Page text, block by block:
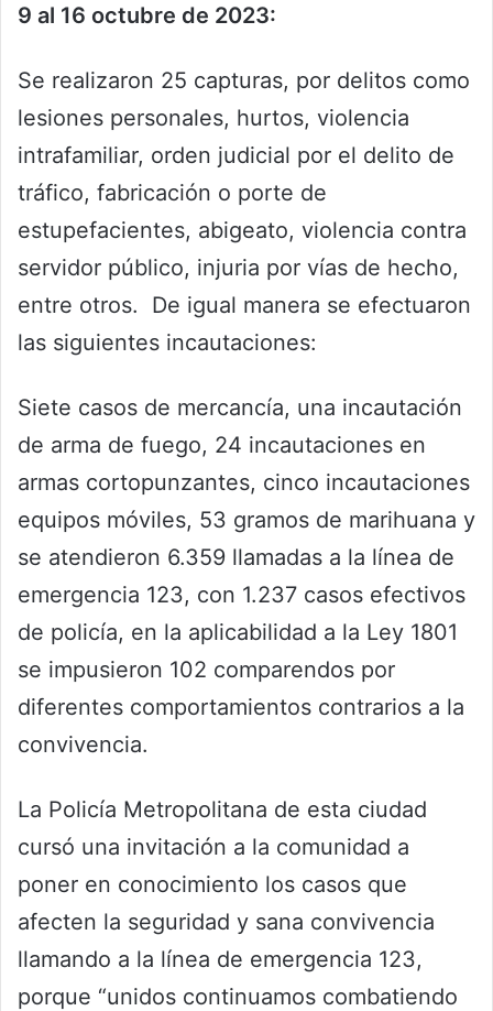
9 al 16 octubre de 2023:
Se realizaron 25 capturas, por delitos como
lesiones personales, hurtos, violencia
intrafamiliar, orden judicial por el delito de
tráfico, fabricación o porte de
estupefacientes, abigeato, violencia contra
servidor público, injuria por vías de hecho,
entre otros. De igual manera se efectuaron
las siguientes incautaciones:
Siete casos de mercancía, una incautación
de arma de fuego, 24 incautaciones en
armas cortopunzantes, cinco incautaciones
equipos móviles, 53 gramos de marihuana y
se atendieron 6.359 llamadas a la línea de
emergencia 123, con 1.237 casos efectivos
de policía, en la aplicabilidad a la Ley 1801
se impusieron 102 comparendos por
diferentes comportamientos contrarios a la
convivencia.
La Policía Metropolitana de esta ciudad
cursó una invitación a la comunidad a
poner en conocimiento los casos que
afecten la seguridad y sana convivencia
llamando a la línea de emergencia 123,
porque “unidos continuamos combatiendo